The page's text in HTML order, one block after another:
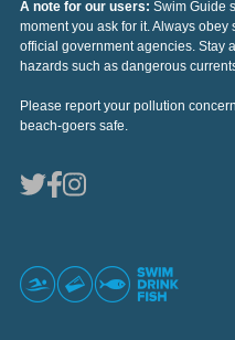
A note for our users: Swim Guide
moment you ask for it. Always
official government agencies. Stay
hazards such as dangerous
Please report your pollution
beach-goers safe.